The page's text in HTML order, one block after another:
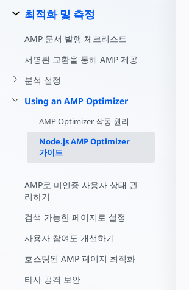
최적화 및 측정
AMP 문서 발행 체크리스트
서명된 교환을 통해 AMP 제공
분석 설정
Using an AMP Optimizer
AMP Optimizer 작동 원리
Node.js AMP Optimizer
가이드
AMP로 미인증 사용자 상태 관
리하기
검색 가능한 페이지로 설정
사용자 참여도 개선하기
호스팅된 AMP 페이지 최적화
타사 공격 보안